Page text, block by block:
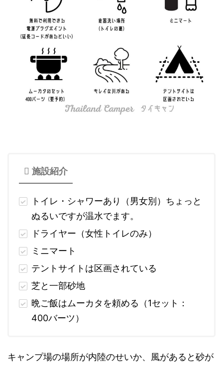
施設紹介
トイレ・シャワーあり（男女別）ちょっと
ぬるいですが温水でます。
ドライヤー（女性トイレのみ）
ミニマート
テントサイトは区画されている
芝と一部砂地
晩ご飯はムーカタを頼める（1セット：
400バーツ）
キャンプ場の場所が内陸のせいか、風があると砂が